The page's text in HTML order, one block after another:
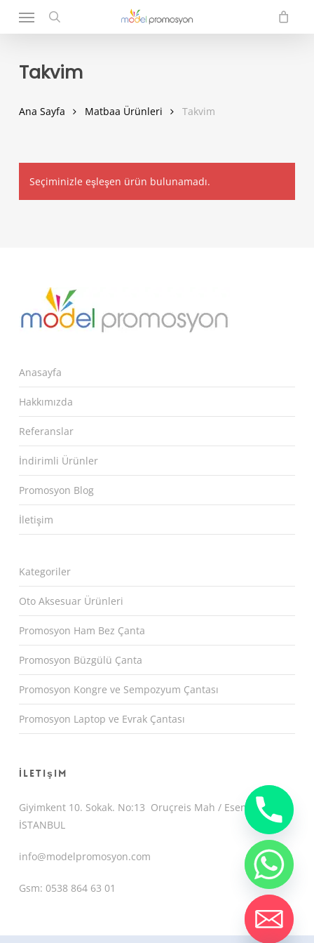
search
Menu
Takvim
Ana Sayfa Matbaa Ürünleri Takvim
Seçiminizle eşleşen ürün bulunamadı.
Anasayfa
Hakkımızda
Referanslar
İndirimli Ürünler
Promosyon Blog
İletişim
Kategoriler
Oto Aksesuar Ürünleri
Promosyon Ham Bez Çanta
Promosyon Büzgülü Çanta
Promosyon Kongre ve Sempozyum Çantası
Promosyon Laptop ve Evrak Çantası
İletişim
Giyimkent 10. Sokak. No:13 Oruçreis Mah / Esenler /
İSTANBUL
info@modelpromosyon.com
Gsm: 0538 864 63 01
chaty